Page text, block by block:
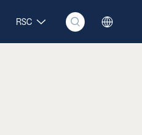
RSC